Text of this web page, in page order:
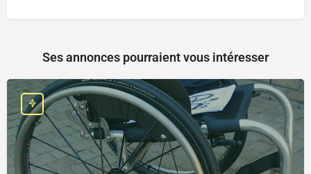
Ses annonces pourraient vous intéresser